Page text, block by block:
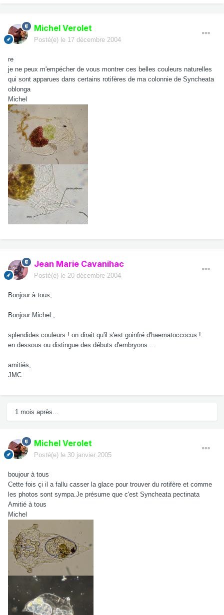
Michel Verolet
Posté(e) le 17 décembre 2004
re
je ne peux m'empécher de vous montrer ces belles couleurs naturelles
qui sont apparues dans certains rotifères de ma colonnie de Syncheata
oblonga
Michel
Jean Marie Cavanihac
Posté(e) le 20 décembre 2004
Bonjour à tous,
Bonjour Michel ,
splendides couleurs ! on dirait qu'il s'est goinfré d'haematoccocus !
en dessous ou distingue des débuts d'embryons ...
amitiés,
JMC
1 mois après...
Michel Verolet
Posté(e) le 30 janvier 2005
boujour à tous
Cette fois çi il a fallu casser la glace pour trouver du rotifère et comme
les photos sont sympa.Je présume que c'est Syncheata pectinata
Amitié à tous
Michel